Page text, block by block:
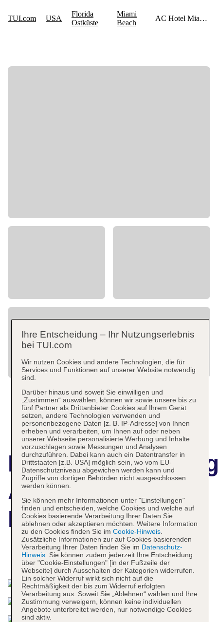
AC Hotel Miami
Beach
Das bietet Ihre Unterkunft
Ihre Entscheidung – Ihr Nutzungserlebnis
bei TUI.com
Wir nutzen Cookies und andere Technologien, die für
Services und Funktionen auf unserer Website notwendig
sind.
Darüber hinaus und soweit Sie einwilligen und
„Zustimmen“ auswählen, können wir sowie unsere bis zu
fünf Partner als Drittanbieter Cookies auf Ihrem Gerät
setzen, andere Technologien verwenden und
personenbezogene Daten [z. B. IP-Adresse] von Ihnen
erheben und verarbeiten, um Ihnen auf oder neben
unserer Webseite personalisierte Werbung und Inhalte
vorzuschlagen sowie Messungen und Analysen
durchzuführen. Dabei kann auch ein Datentransfer in
Drittstaaten [z.B. USA] möglich sein, wo vom EU-
Datenschutzniveau abgewichen werden kann und
Zugriffe von dortigen Behörden nicht ausgeschlossen
werden können.
Sie können mehr Informationen unter "Einstellungen"
finden und entscheiden, welche Cookies und welche auf
Cookies basierende Verarbeitung Ihrer Daten Sie
ablehnen oder akzeptieren möchten. Weitere Information
zu den Cookies finden Sie im Cookie-Hinweis.
Zusätzliche Informationen zur auf Cookies basierenden
Verarbeitung Ihrer Daten finden Sie im Datenschutz-
Hinweis. Sie können zudem jederzeit Ihre Entscheidung
über "Cookie-Einstellungen" [in der Fußzeile der
Webseite] durch Ausschalten der Kategorien widerrufen.
Ein solcher Widerruf wirkt sich nicht auf die
Rechtmäßigkeit der bis zum Widerruf erfolgten
Verarbeitung aus. Soweit Sie „Ablehnen“ wählen und Ihre
Zustimmung verweigern, können keine individuellen
Angebote unterbreitet werden, nur notwendige Cookies
sind aktiv.